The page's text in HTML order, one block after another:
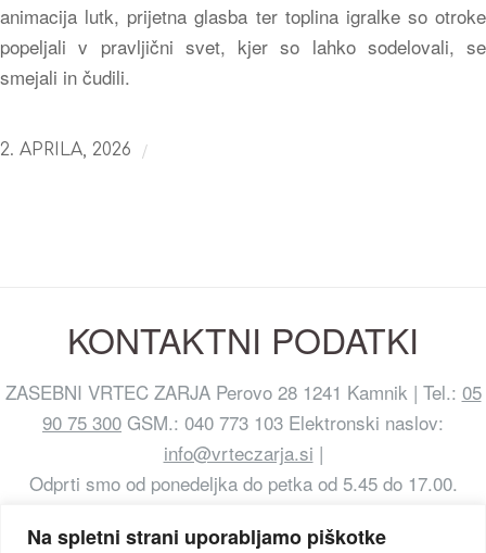
Na spletni strani uporabljamo piškotke
animacija lutk, prijetna glasba ter toplina igralke so otroke
popeljali v pravljični svet, kjer so lahko sodelovali, se
smejali in čudili.
2. APRILA, 2026 /
KONTAKTNI PODATKI
ZASEBNI VRTEC ZARJA Perovo 28 1241 Kamnik | Tel.: 05
90 75 300 GSM.: 040 773 103 Elektronski naslov:
info@vrteczarja.si |
Odprti smo od ponedeljka do petka od 5.45 do 17.00.